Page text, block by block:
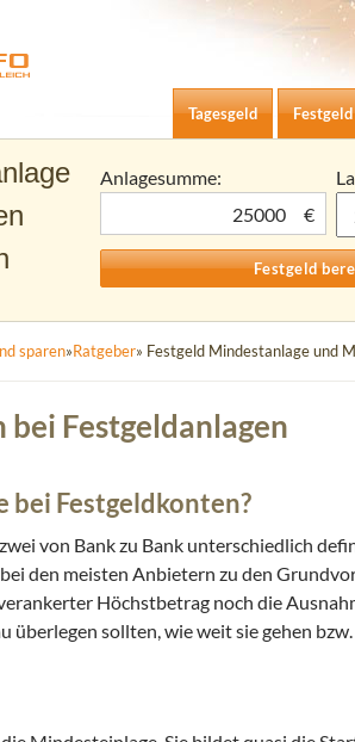
und Tagesgeld-Zinsen berechnen
Zum Inhalt springen
Tagesgeld
Festgeld
Anlagesumme:
€
sparen»Ratgeber» Festgeld Mindestanlage und
Festgeldanlagen
bei Festgeldkonten?
von Bank zu Bank unterschiedlich
den meisten Anbietern zu den
Höchstbetrag noch die
überlegen sollten, wie weit sie gehen